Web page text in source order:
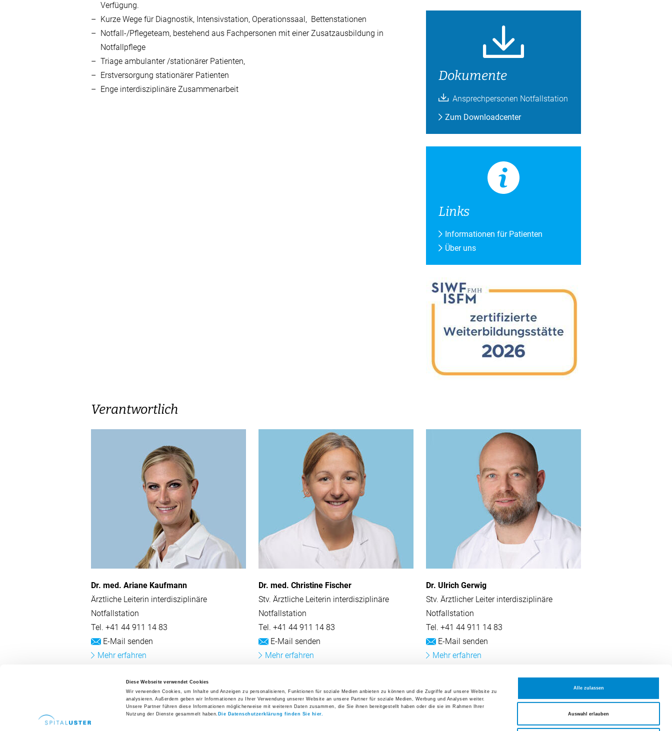
Diese Webseite verwendet Cookies
Wir verwenden Cookies, um Inhalte und Anzeigen zu personalisieren, Funktionen für soziale Medien anbieten zu können und die Zugriffe auf unsere Website zu
analysieren. Außerdem geben wir Informationen zu Ihrer Verwendung unserer Website an unsere Partner für soziale Medien, Werbung und Analysen weiter.
Unsere Partner führen diese Informationen möglicherweise mit weiteren Daten zusammen, die Sie ihnen bereitgestellt haben oder die sie im Rahmen Ihrer
Nutzung der Dienste gesammelt haben. Die Datenschutzerklärung finden Sie hier.
Alle zulassen
Auswahl erlauben
Verfügung.
Kurze Wege für Diagnostik, Intensivstation, Operationssaal, Bettenstationen
Notfall-/Pflegeteam, bestehend aus Fachpersonen mit einer Zusatzausbildung in
Notfallpflege
Triage ambulanter /stationärer Patienten,
Erstversorgung stationärer Patienten
Enge interdisziplinäre Zusammenarbeit
Dokumente
Ansprechpersonen Notfallstation
Zum Downloadcenter
Links
Informationen für Patienten
Über uns
Verantwortlich
Dr. med. Ariane Kaufmann
Ärztliche Leiterin interdisziplinäre
Notfallstation
Tel. +41 44 911 14 83
E-Mail senden
Mehr erfahren
Dr. med. Christine Fischer
Stv. Ärztliche Leiterin interdisziplinäre
Notfallstation
Tel. +41 44 911 14 83
E-Mail senden
Mehr erfahren
Dr. Ulrich Gerwig
Stv. Ärztlicher Leiter interdisziplinäre
Notfallstation
Tel. +41 44 911 14 83
E-Mail senden
Mehr erfahren
Weitere Personen anzeigen